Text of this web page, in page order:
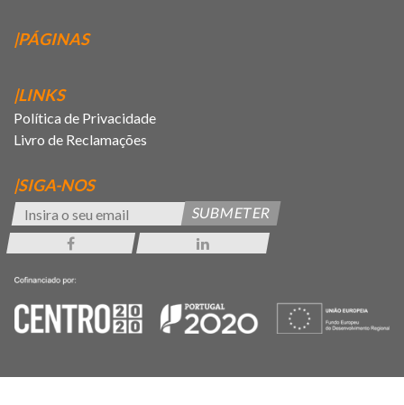
|PÁGINAS
|LINKS
Política de Privacidade
Livro de Reclamações
|SIGA-NOS
SUBMETER